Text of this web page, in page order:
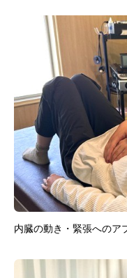
内臓の動き・緊張へのア